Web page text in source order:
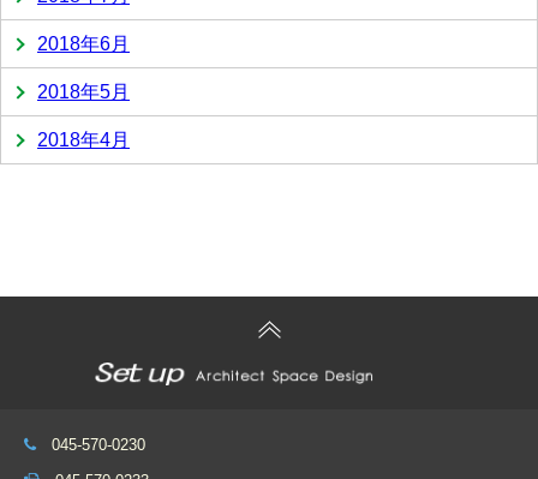
2018年6月
2018年5月
2018年4月
045-570-0230